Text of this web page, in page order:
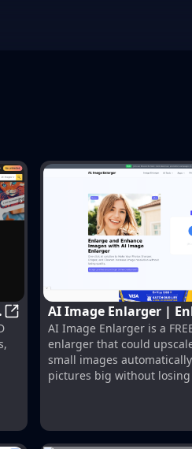
Stock Photos, Vectors and
AI Image Enlarger |
Without Losing
AI Image Enlarger is a
enlarger that could
small images
pictures big without